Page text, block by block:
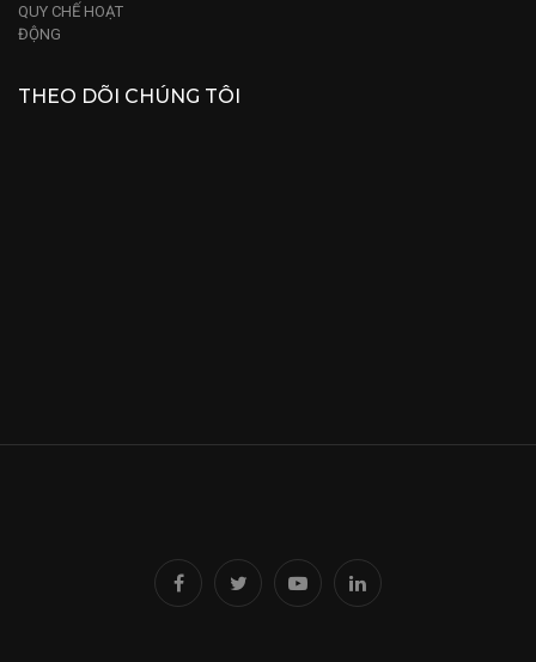
QUY CHẾ HOẠT
ĐỘNG
THEO DÕI CHÚNG TÔI